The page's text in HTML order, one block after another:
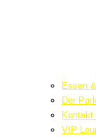
Essen
Der Park
Kontakt
VIP